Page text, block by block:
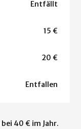
Entfällt
15 €
20 €
Entfallen
40 € im Jahr.